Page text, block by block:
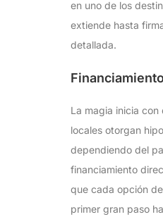
en uno de los
extiende hasta
detallada.
La magia inicia
locales otorgan
dependiendo del
financiamiento
que cada opción
primer gran paso